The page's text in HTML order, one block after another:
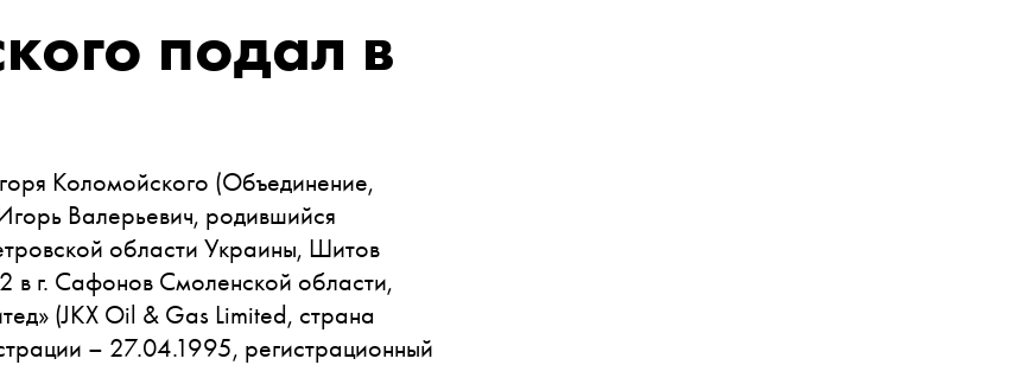
подал в
Коломойского (Объединение,
Валерьевич, родившийся
области Украины, Шитов
г. Сафонов Смоленской области,
(JKX Oil & Gas Limited, страна
– 27.04.1995, регистрационный